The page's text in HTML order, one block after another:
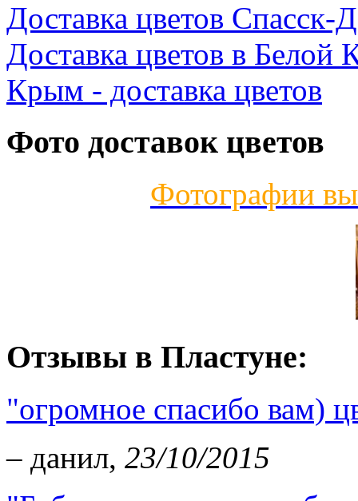
Доставка цветов Спасск-
Доставка цветов в Белой
Крым - доставка цветов
Фото доставок цветов
Фотографии
Отзывы в Пластуне:
"огромное спасибо вам)
– данил, 23/10/2015